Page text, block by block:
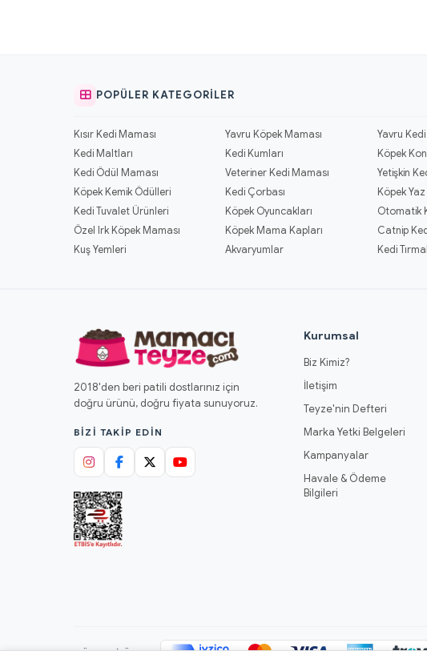
POPÜLER KATEGORILER
Kısır Kedi Maması Yavru Köpek Maması
Yavru
Kedi Maltları
Kedi Kumları
Köpek
Kedi Ödül Maması
Veteriner Kedi Maması
Yetişkin
Köpek Kemik Ödülleri
Kedi Çorbası
Köpek
Kedi Tuvalet Ürünleri
Köpek Oyuncakları
Otomatik
Özel Irk Köpek Maması
Köpek Mama Kapları
Catnip
Kuş Yemleri
Akvaryumlar Kedi
2018'den beri patili dostlarınız için
doğru ürünü, doğru fiyata sunuyoruz.
BIZI TAKIP EDIN
Kurumsal
Biz Kimiz?
İletişim
Teyze'nin Defteri
Marka Yetki Belgeleri
Kampanyalar
Havale & Ödeme
Bilgileri
GÜVENLI ÖDEME